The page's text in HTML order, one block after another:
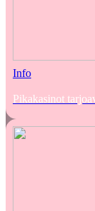
Info
Pikakasinot